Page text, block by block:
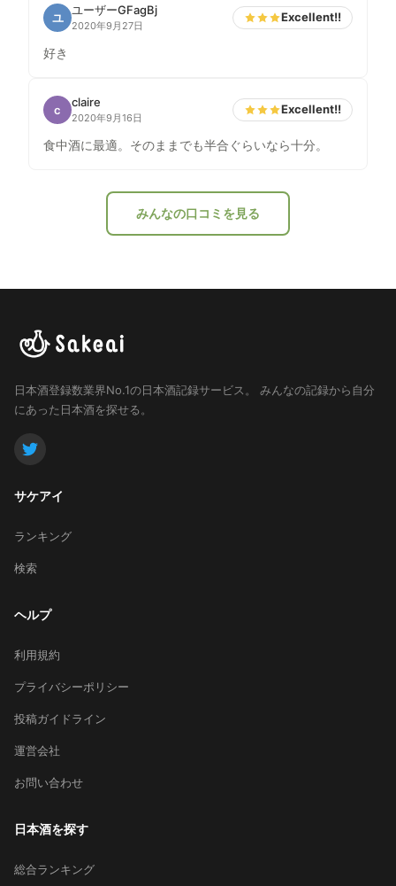
ユ
ユーザーGFagBj
2020年9月27日
Excellent!!
好き
c
claire
2020年9月16日
Excellent!!
食中酒に最適。そのままでも半合ぐらいなら十分。
みんなの口コミを見る
日本酒登録数業界No.1の日本酒記録サービス。
みんなの記録から自分
にあった日本酒を探せる。
サケアイ
ランキング
検索
ヘルプ
利用規約
プライバシーポリシー
投稿ガイドライン
運営会社
お問い合わせ
日本酒を探す
総合ランキング